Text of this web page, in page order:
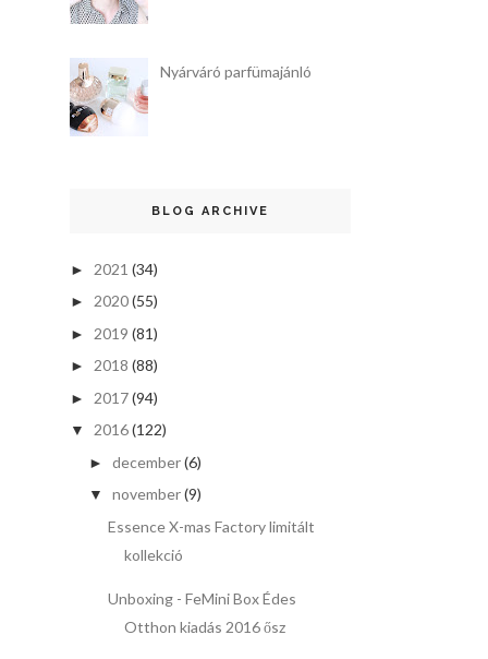
Nyárváró parfümajánló
BLOG ARCHIVE
► 2021 (34)
► 2020(55)
► 2019 (81)
► 2018 (88)
► 2017(94)
▼ 2016(122)
► december(6)
▼ november(9)
Essence X-mas Factory limitált
kollekció
Unboxing - FeMini Box Édes
Otthon kiadás 2016 ősz